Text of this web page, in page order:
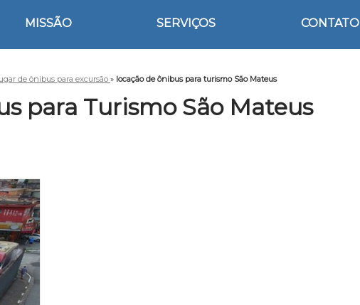
MISSÃO SERVIÇOS CONTATO
de ônibus para excursão » locação de ônibus para turismo São Mateus
para Turismo São Mateus